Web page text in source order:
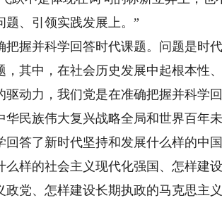
、引领实践发展上。”
并科学回答时代课题。问题是时
，其中，在社会历史发展中起根本性
动力，我们党是在准确把握并科学
华民族伟大复兴战略全局和世界百年
回答了新时代坚持和发展什么样的中
么样的社会主义现代化强国、怎样建
政党、怎样建设长期执政的马克思主